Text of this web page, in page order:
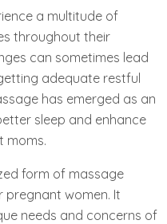
a multitude of
throughout their
can sometimes lead
adequate restful
has emerged as an
sleep and enhance
moms.
form of massage
women. It
needs and concerns of